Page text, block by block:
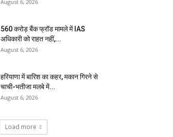
August 6, 2026
₹560 करोड़ बैंक फ्रॉड मामले में IAS
अधिकारी को राहत नहीं,...
August 6, 2026
हरियाणा में बारिश का कहर, मकान गिरने से
चाची-भतीजा मलबे में...
August 6, 2026
Load more